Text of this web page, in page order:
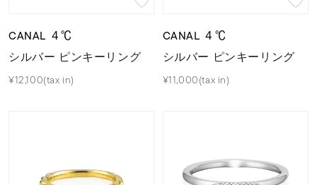
CANAL ４℃
シルバー ピンキーリング
¥12,100(tax in)
CANAL ４℃
シルバー ピンキーリング
¥11,000(tax in)